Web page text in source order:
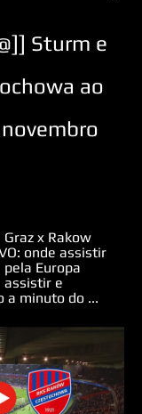
Sturm e
ao
x Rakow
onde assistir
Europa
assistir e
minuto do ...